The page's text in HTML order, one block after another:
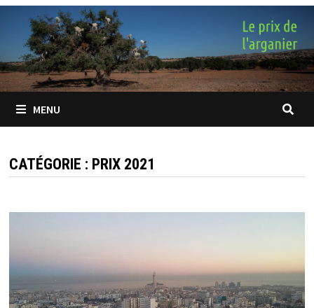
Passer
contenu
MENU
CATÉGORIE : PRIX 2021